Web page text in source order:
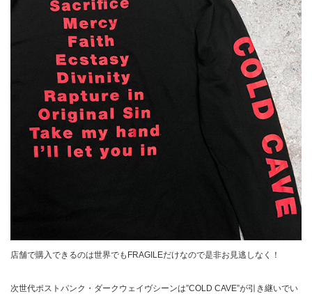
店舗で購入できるのは世界でもFRAGILEだけなので是非お見逃しなく！
次世代ポストパンク・ダークウェイヴシーンは”COLD CAVE”が引き継いでい